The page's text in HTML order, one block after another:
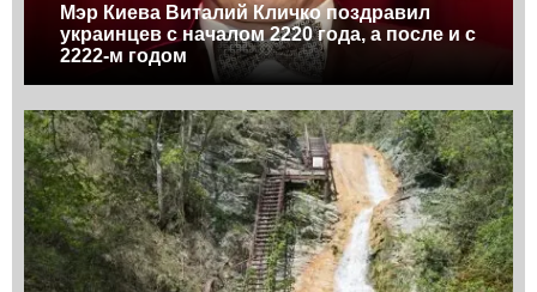
Мэр Киева Виталий Кличко поздравил
украинцев с началом 2220 года, а после и с
2222-м годом